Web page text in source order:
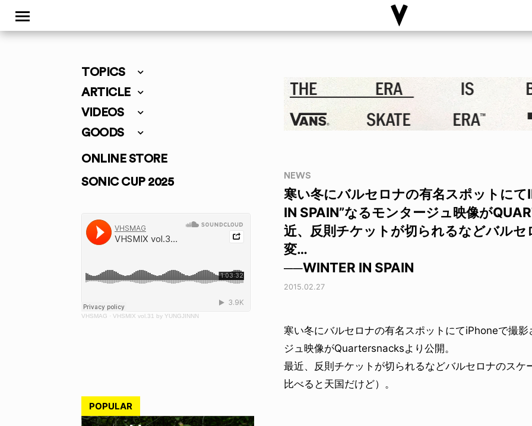
TOPICS
ARTICLE
VIDEOS
GOODS
ONLINE STORE
SONIC CUP 2025
VHSMAG · VHSMIX vol.31 by YUNGJINNN
POPULAR
NEWS
寒い冬にバルセロナの有名スポットにて
IN SPAIN”なるモンタージュ映像が
近、反則チケットが切られるなどバル
変…
──WINTER IN SPAIN
2015.02.27
寒い冬にバルセロナの有名スポットにてiPhoneで撮
ジュ映像がQuartersnacksより公開。
最近、反則チケットが切られるなどバルセロナのスケ
比べると天国だけど）。